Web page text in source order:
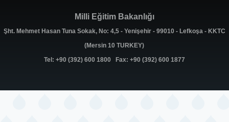
Milli Eğitim Bakanlığı
Şht. Mehmet Hasan Tuna Sokak, No: 4,5 - Yenişehir - 99010 - Lefkoşa - KKTC
(Mersin 10 TURKEY)
Tel: +90 (392) 600 1800 Fax: +90 (392) 600 1877